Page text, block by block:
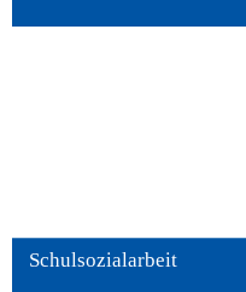
Schulsozialarbeit